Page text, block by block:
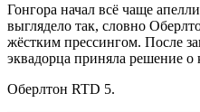
Гонгора начал всё чаще
выглядело так, словно
жёстким прессингом. После
эквадорца приняла решение о
Оберлтон RTD 5.